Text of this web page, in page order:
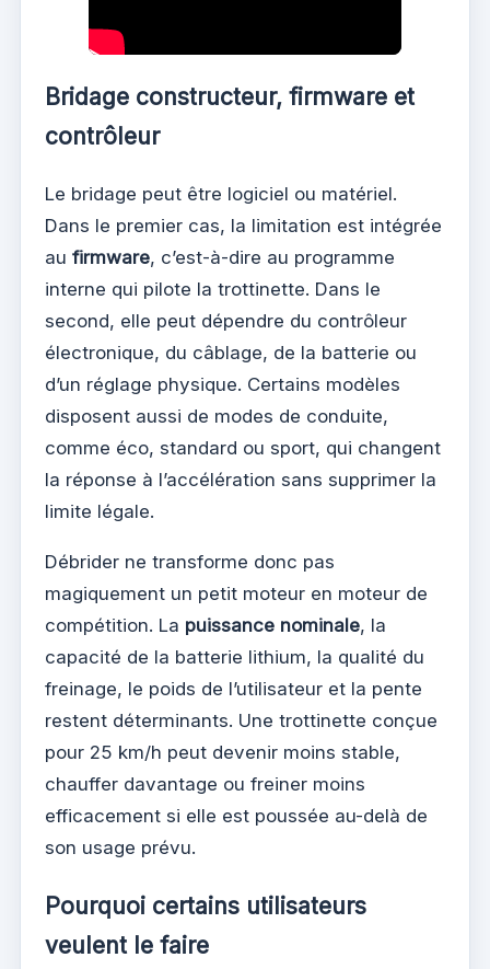
Bridage constructeur, firmware et
contrôleur
Le bridage peut être logiciel ou matériel.
Dans le premier cas, la limitation est intégrée
au firmware, c’est-à-dire au programme
interne qui pilote la trottinette. Dans le
second, elle peut dépendre du contrôleur
électronique, du câblage, de la batterie ou
d’un réglage physique. Certains modèles
disposent aussi de modes de conduite,
comme éco, standard ou sport, qui changent
la réponse à l’accélération sans supprimer la
limite légale.
Débrider ne transforme donc pas
magiquement un petit moteur en moteur de
compétition. La puissance nominale, la
capacité de la batterie lithium, la qualité du
freinage, le poids de l’utilisateur et la pente
restent déterminants. Une trottinette conçue
pour 25 km/h peut devenir moins stable,
chauffer davantage ou freiner moins
efficacement si elle est poussée au-delà de
son usage prévu.
Pourquoi certains utilisateurs
veulent le faire